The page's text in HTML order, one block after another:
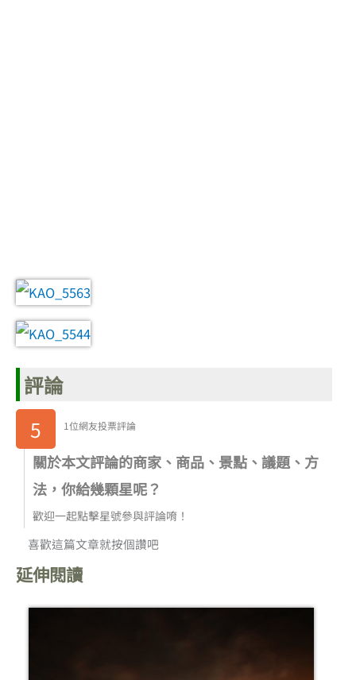
評論
5
1位網友投票評論
關於本文評論的商家、商品、景點、議題、方
法，你給幾顆星呢？
歡迎一起點擊星號參與評論唷！
喜歡這篇文章就按個讚吧
延伸閱讀